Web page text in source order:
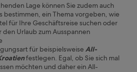
Lage können Sie zudem auch
bestimmen, ein Thema vorgeben, wie
für Ihre Geschäftsreise suchen oder
Urlaub zum Ausspannen
für beispielsweiseAll-
festlegen. Egal, ob Sie sich mal
möchten und daher ein All-